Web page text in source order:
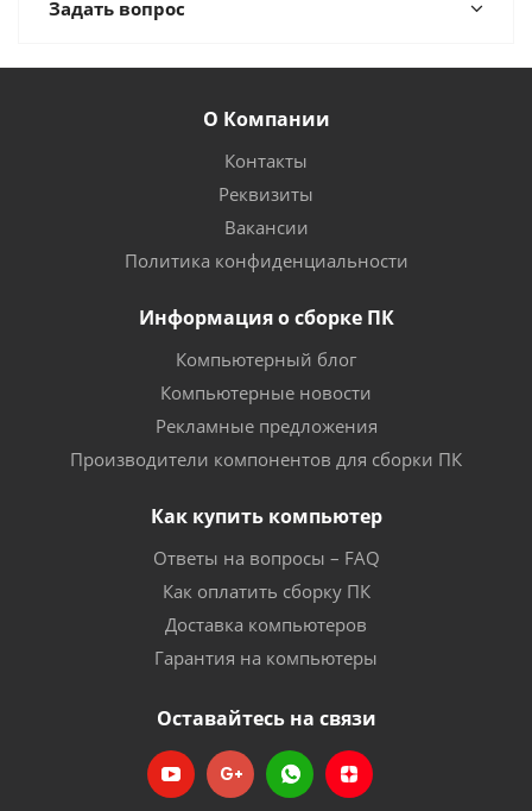
Задать вопрос
О Компании
Контакты
Реквизиты
Вакансии
Политика конфиденциальности
Информация о сборке ПК
Компьютерный блог
Компьютерные новости
Рекламные предложения
Производители компонентов для сборки ПК
Как купить компьютер
Ответы на вопросы – FAQ
Как оплатить сборку ПК
Доставка компьютеров
Гарантия на компьютеры
Оставайтесь на связи